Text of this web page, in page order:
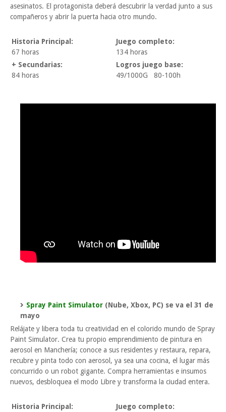
asesinatos. El protagonista deberá descubrir la verdad junto a sus
compañeros y abrir la puerta hacia otro mundo.
Historia Principal:
67 horas
Juego completo:
134 horas
+ Secundarias:
84 horas
Logros juego base:
49/1000G 80-100h
Spray Paint Simulator (Nube, Xbox, PC) se va el 31 de
mayo
Relájate y libera toda tu creatividad en el colorido mundo de Spray
Paint Simulator. Crea tu propio emprendimiento de pintura en
aerosol en Manchería; conoce a sus residentes y restaura, repara,
recubre y pinta todo con aerosol, ya sea una cocina, el lugar más
concurrido o un robot gigante. Compra herramientas e insumos
nuevos, desbloquea el modo Libre y transforma la ciudad entera.
Historia Principal:
Juego completo: